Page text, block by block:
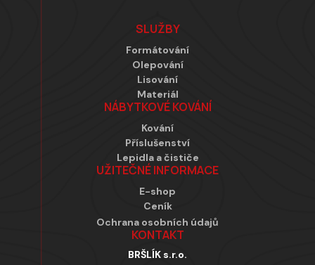
SLUŽBY
Formátování
Olepování
Lisování
Materiál
NÁBYTKOVÉ KOVÁNÍ
Kování
Příslušenství
Lepidla a čističe
UŽITEČNÉ INFORMACE
E-shop
Ceník
Ochrana osobních údajů
KONTAKT
BRŠLÍK s.r.o.